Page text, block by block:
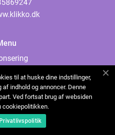
oss
til at huske dine indstillinger,
indhold og annoncer. Denne
Ved fortsat brug af websiden
cookiepolitikken.
Privatlivspolitik